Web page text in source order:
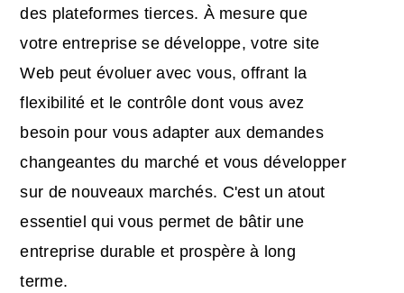
des plateformes tierces. À mesure que
votre entreprise se développe, votre site
Web peut évoluer avec vous, offrant la
flexibilité et le contrôle dont vous avez
besoin pour vous adapter aux demandes
changeantes du marché et vous développer
sur de nouveaux marchés. C'est un atout
essentiel qui vous permet de bâtir une
entreprise durable et prospère à long
terme.